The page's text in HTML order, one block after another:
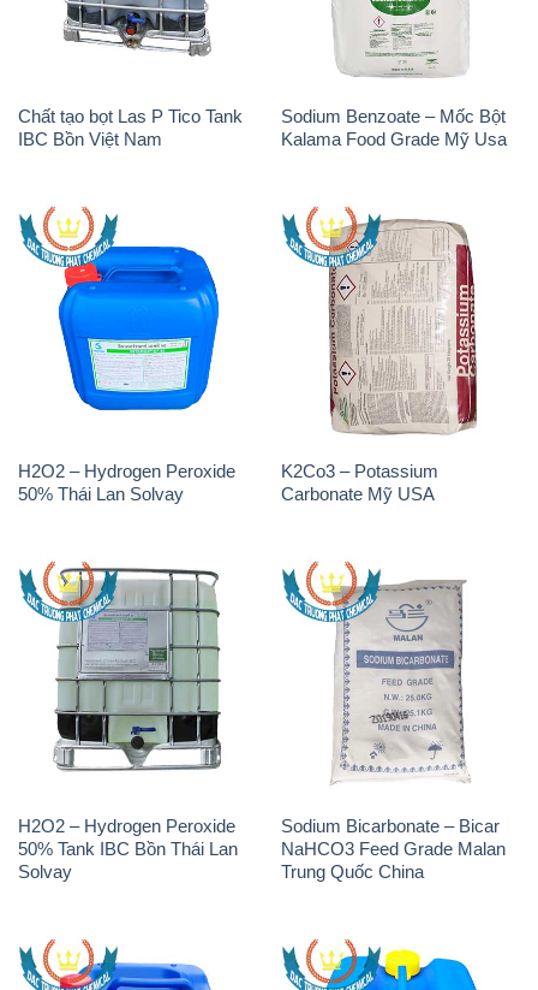
Chất tạo bọt Las P Tico Tank
IBC Bồn Việt Nam
Sodium Benzoate – Mốc Bột
Kalama Food Grade Mỹ Usa
H2O2 – Hydrogen Peroxide
50% Thái Lan Solvay
K2Co3 – Potassium
Carbonate Mỹ USA
H2O2 – Hydrogen Peroxide
50% Tank IBC Bồn Thái Lan
Solvay
Sodium Bicarbonate – Bicar
NaHCO3 Feed Grade Malan
Trung Quốc China